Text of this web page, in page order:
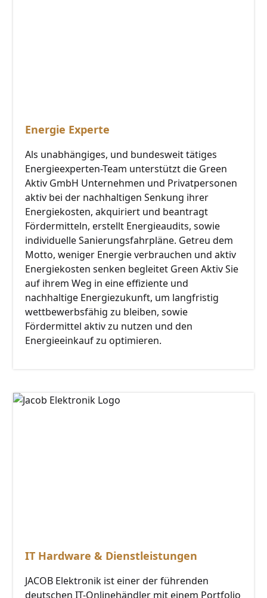
Energie Experte
Als unabhängiges, und bundesweit tätiges
Energieexperten-Team unterstützt die Green
Aktiv GmbH Unternehmen und Privatpersonen
aktiv bei der nachhaltigen Senkung ihrer
Energiekosten, akquiriert und beantragt
Fördermitteln, erstellt Energieaudits, sowie
individuelle Sanierungsfahrpläne. Getreu dem
Motto, weniger Energie verbrauchen und aktiv
Energiekosten senken begleitet Green Aktiv Sie
auf ihrem Weg in eine effiziente und
nachhaltige Energiezukunft, um langfristig
wettbewerbsfähig zu bleiben, sowie
Fördermittel aktiv zu nutzen und den
Energieeinkauf zu optimieren.
IT Hardware & Dienstleistungen
JACOB Elektronik ist einer der führenden
deutschen IT-Onlinehändler mit einem Portfolio